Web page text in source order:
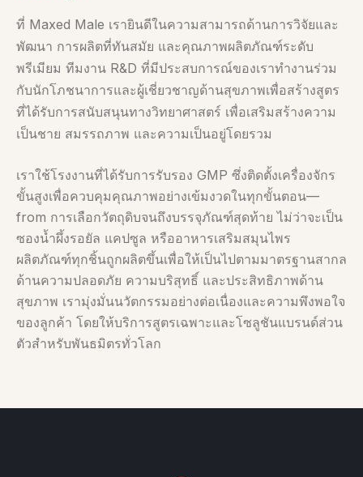
ที่ Maxed Male เรายินดีในความสามารถด้านการวิจัยและ
พัฒนา การผลิตที่ทันสมัย และคุณภาพผลิตภัณฑ์ระดับ
พรีเมียม ทีมงาน R&D ที่มีประสบการณ์ของเราทำงานร่วม
กับนักโภชนาการและผู้เชี่ยวชาญด้านสุขภาพเพื่อสร้างสูตร
ที่ได้รับการสนับสนุนทางวิทยาศาสตร์ เพื่อเสริมสร้างความ
เป็นชาย สมรรถภาพ และความเป็นอยู่โดยรวม
เราใช้โรงงานที่ได้รับการรับรอง GMP ซึ่งติดตั้งเครื่องจักร
ขั้นสูงเพื่อควบคุมคุณภาพอย่างเข้มงวดในทุกขั้นตอน—
from การเลือกวัตถุดิบจนถึงบรรจุภัณฑ์สุดท้าย ไม่ว่าจะเป็น
ซองน้ำผึ้งรอยัล แคปซูล หรืออาหารเสริมสมุนไพร
ผลิตภัณฑ์ทุกชิ้นถูกผลิตขึ้นเพื่อให้เป็นไปตามมาตรฐานสากล
ด้านความปลอดภัย ความบริสุทธิ์ และประสิทธิภาพด้าน
สุขภาพ เรามุ่งมั่นนวัตกรรมอย่างต่อเนื่องและความพึงพอใจ
ของลูกค้า โดยให้บริการสูตรเฉพาะและโซลูชันแบรนด์ส่วน
ตัวสำหรับพันธมิตรทั่วโลก